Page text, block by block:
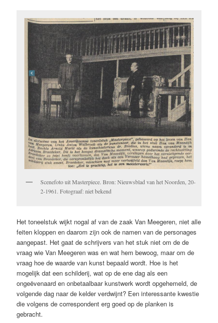
Scenefoto uit Masterpiece. Bron: Nieuwsblad van het Noorden, 20-
2-1961. Fotograaf: niet bekend
Het toneelstuk wijkt nogal af van de zaak Van Meegeren, niet alle
feiten kloppen en daarom zijn ook de namen van de personages
aangepast. Het gaat de schrijvers van het stuk niet om de de
vraag wie Van Meegeren was en wat hem bewoog, maar om de
vraag hoe de waarde van kunst bepaald wordt. Hoe is het
mogelijk dat een schilderij, wat op de ene dag als een
ongeëvenaard en onbetaalbaar kunstwerk wordt opgehemeld, de
volgende dag naar de kelder verdwijnt? Een interessante kwestie
die volgens de correspondent erg goed op de planken is
gebracht.